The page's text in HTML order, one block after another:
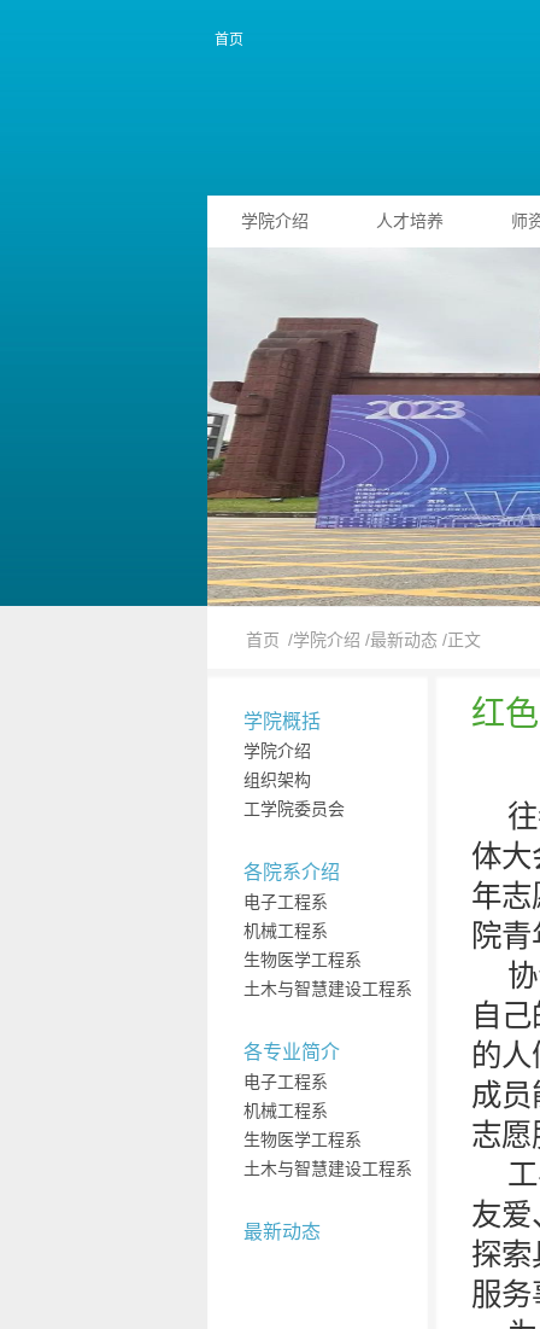
首页
学院介绍 人才培养 师
首页 /学院介绍 /最新动态 /正文
学院概括
学院介绍
组织架构
工学院委员会
各院系介绍
电子工程系
机械工程系
生物医学工程系
土木与智慧建设工程系
各专业简介
电子工程系
机械工程系
生物医学工程系
土木与智慧建设工程系
最新动态
红
体大
年志
院
自
的
成
志愿
友爱
探索
服